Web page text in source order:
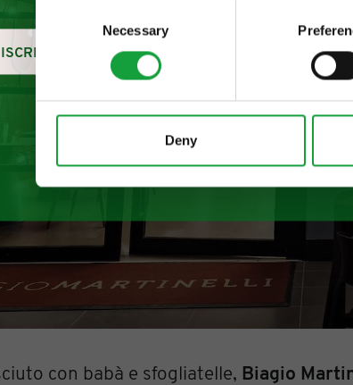
Selection
Necessary
Deny
con babà e sfogliatelle, Biagio
ISCRIVITI